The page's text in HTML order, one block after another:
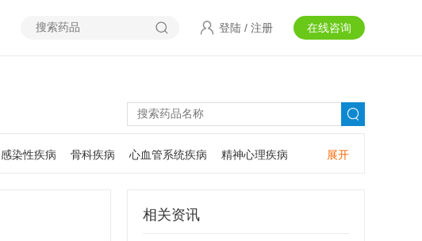
在线咨询
登陆 / 注册
展开
感染性疾病 骨科疾病 心血管系统疾病 精神心理疾病
相关资讯